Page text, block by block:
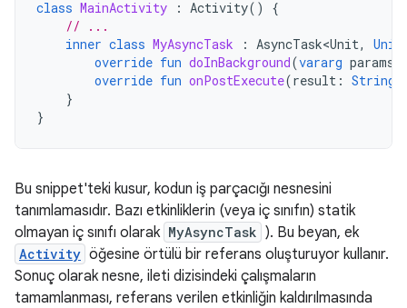
class MainActivity : Activity()
{
// ...
inner class MyAsyncTask : AsyncTask<Unit, Unit
override fun doInBackground(vararg params
override fun onPostExecute(result : String
}
}
Bu snippet'teki kusur, kodun iş parçacığı nesnesini
tanımlamasıdır. Bazı etkinliklerin (veya iç sınıfın) statik
olmayan iç sınıfı olarak MyAsyncTask ). Bu beyan, ek
Activity öğesine örtülü bir referans oluşturuyor kullanır.
Sonuç olarak nesne, ileti dizisindeki çalışmaların
tamamlanması, referans verilen etkinliğin kaldırılmasında